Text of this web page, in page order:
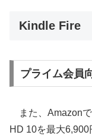
Kindle Fire
プライム会員
また、Amazonで
HD 10を最大6,900